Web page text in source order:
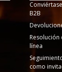
B2B
Resolución
línea
como